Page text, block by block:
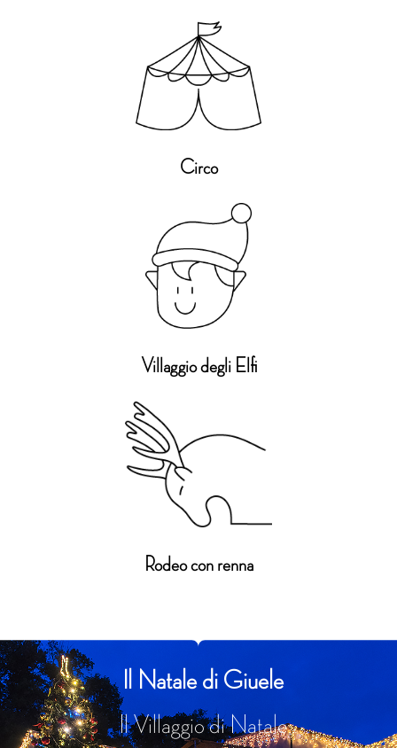
Circo
Villaggio degli Elfi
Rodeo con renna
Il Natale di Giuele
Il Villaggio di Natale